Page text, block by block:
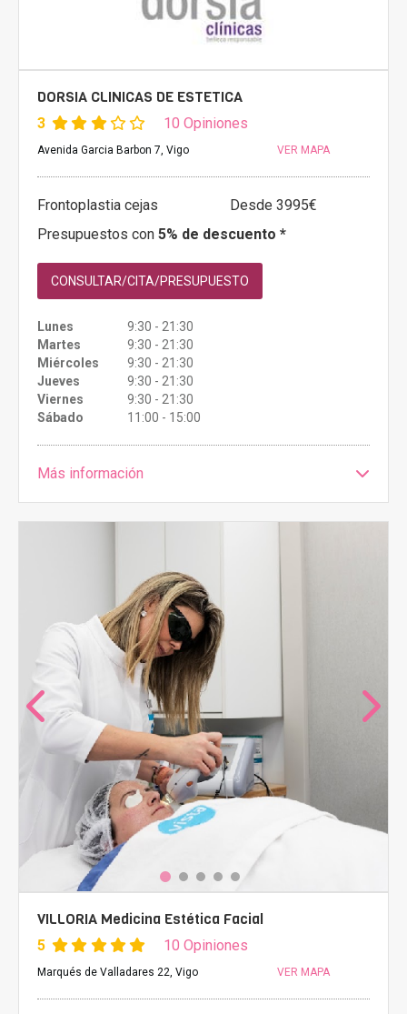
DORSIA CLINICAS DE ESTETICA
3 10 Opiniones
Avenida Garcia Barbon 7, Vigo VER MAPA
Frontoplastia cejas
Desde 3995€
Presupuestos con 5% de descuento *
CONSULTAR/CITA/PRESUPUESTO
Lunes
9:30 - 21:30
Martes
9:30 - 21:30
Miércoles
9:30 - 21:30
Jueves
9:30 - 21:30
Viernes
9:30 - 21:30
Sábado
11:00 - 15:00
Más información
VILLORIA Medicina Estética Facial
5 10 Opiniones
Marqués de Valladares 22, Vigo VER MAPA